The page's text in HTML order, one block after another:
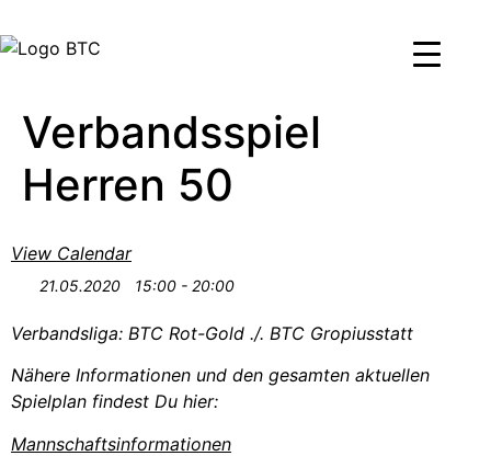
Verbandsspiel
Herren 50
View Calendar
21.05.2020 15:00 - 20:00
Verbandsliga: BTC Rot-Gold ./. BTC Gropiusstatt
Nähere Informationen und den gesamten aktuellen
Spielplan findest Du hier:
Mannschaftsinformationen